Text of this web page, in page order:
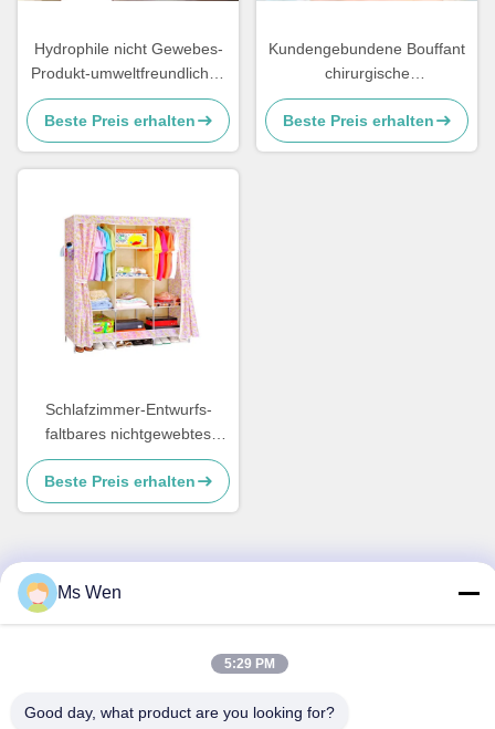
Hydrophile nicht Gewebes-
Produkt-umweltfreundliches
perforiertes für Damenbinde-
Rohstoffe
Beste Preis erhalten
Kundengebundene Bouffant
chirurgische
Wegwerfkappen, nicht
gesponnene Bouffant Kappe
Beste Preis erhalten
Schlafzimmer-Entwurfs-
faltbares nichtgewebtes
tragbares
Plastikstaubdichtes für
Garderobenkabinett
Beste Preis erhalten
Schnelle Kontaktaufnahme
Lincun, Tangxia Town, Stadt Dongguan
Ms Wen
5:29 PM
Good day, what product are you looking for?